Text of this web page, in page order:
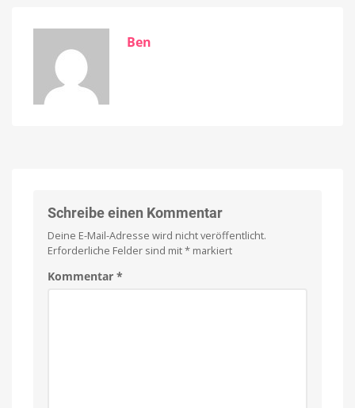
Ben
Schreibe einen Kommentar
Deine E-Mail-Adresse wird nicht veröffentlicht.
Erforderliche Felder sind mit* markiert
Kommentar *